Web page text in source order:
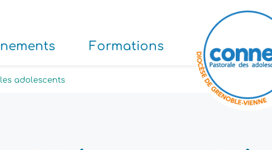
Formations
adolescents